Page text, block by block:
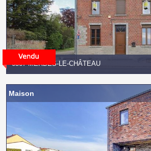
6567 MERBES-LE-CHÂTEAU
Maison